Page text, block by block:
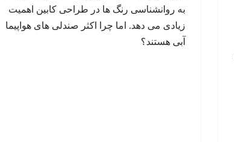
به روانشناسی رنگ ها در طراحی کابین اهمیت
زیادی می دهد. اما چرا اکثر صندلی های هواپیما
آبی هستند؟